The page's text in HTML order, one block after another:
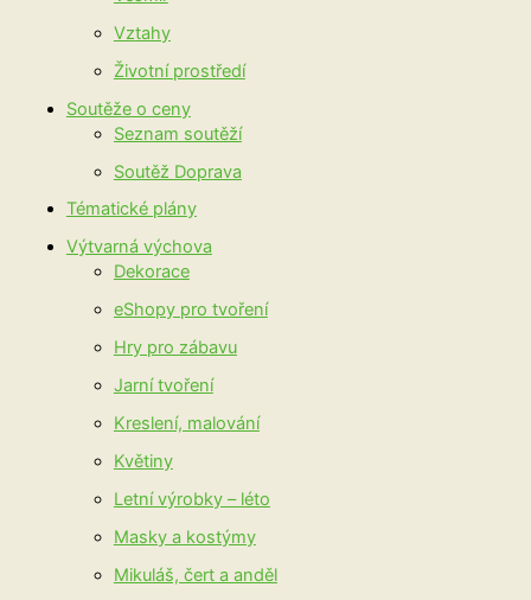
Vztahy
Životní prostředí
Soutěže o ceny
Seznam soutěží
Soutěž Doprava
Tématické plány
Výtvarná výchova
Dekorace
eShopy pro tvoření
Hry pro zábavu
Jarní tvoření
Kreslení, malování
Květiny
Letní výrobky – léto
Masky a kostýmy
Mikuláš, čert a anděl